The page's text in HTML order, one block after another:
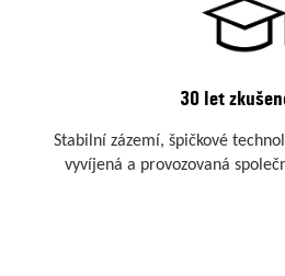
30 let
Stabilní zázemí, špičkové
vyvíjená a provozovaná